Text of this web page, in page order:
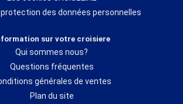
des données personnelles
sur votre croisiere
Qui sommes nous?
Questions fréquentes
générales de ventes
Plan du site